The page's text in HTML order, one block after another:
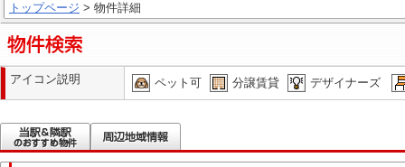
トップページ > 物件詳細
アイコン説明 ペット可 分譲賃貸 デザイナーズ